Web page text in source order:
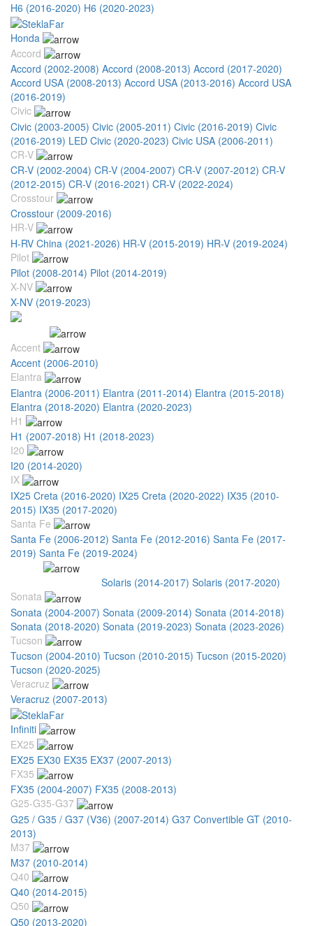
H6 (2016-2020) H6 (2020-2023)
Honda
Accord
Accord (2002-2008) Accord (2008-2013) Accord (2017-2020)
Accord USA (2008-2013) Accord USA (2013-2016) Accord USA
(2016-2019)
Civic
Civic (2003-2005) Civic (2005-2011) Civic (2016-2019) Civic
(2016-2019) LED Civic (2020-2023) Civic USA (2006-2011)
CR-V
CR-V (2002-2004) CR-V (2004-2007) CR-V (2007-2012) CR-V
(2012-2015) CR-V (2016-2021) CR-V (2022-2024)
Crosstour
Crosstour (2009-2016)
HR-V
H-RV China (2021-2026) HR-V (2015-2019) HR-V (2019-2024)
Pilot
Pilot (2008-2014) Pilot (2014-2019)
X-NV
X-NV (2019-2023)
Accent
Accent (2006-2010)
Elantra
Elantra (2006-2011) Elantra (2011-2014) Elantra (2015-2018)
Elantra (2018-2020) Elantra (2020-2023)
H1
H1 (2007-2018) H1 (2018-2023)
I20
I20 (2014-2020)
IX
IX25 Creta (2016-2020) IX25 Creta (2020-2022) IX35 (2010-
2015) IX35 (2017-2020)
Santa Fe
Santa Fe (2006-2012) Santa Fe (2012-2016) Santa Fe (2017-
2019) Santa Fe (2019-2024)
Solaris (2014-2017) Solaris (2017-2020)
Sonata
Sonata (2004-2007) Sonata (2009-2014) Sonata (2014-2018)
Sonata (2018-2020) Sonata (2019-2023) Sonata (2023-2026)
Tucson
Tucson (2004-2010) Tucson (2010-2015) Tucson (2015-2020)
Tucson (2020-2025)
Veracruz
Veracruz (2007-2013)
Infiniti
EX25
EX25 EX30 EX35 EX37 (2007-2013)
FX35
FX35 (2004-2007) FX35 (2008-2013)
G25-G35-G37
G25 / G35 / G37 (V36) (2007-2014) G37 Convertible GT (2010-
2013)
M37
M37 (2010-2014)
Q40
Q40 (2014-2015)
Q50
Q50 (2013-2020)